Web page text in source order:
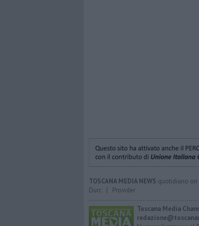
TOSCANA MEDIA NEWS quotidiano on
Durc | Provider
Toscana Media